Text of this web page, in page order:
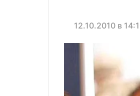
12.10.2010 в